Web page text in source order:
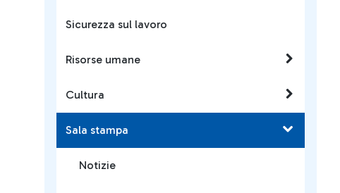
Sicurezza sul lavoro
Risorse umane
Cultura
Sala stampa
Notizie